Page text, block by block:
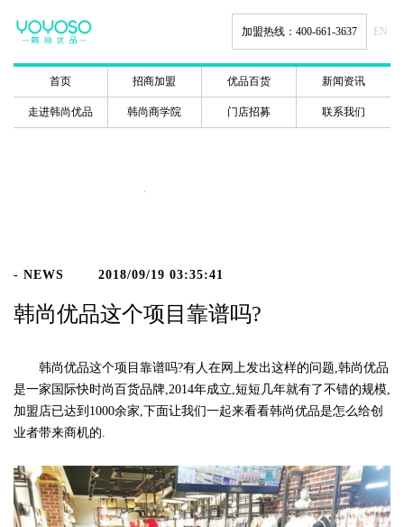
加盟热线：400-661-3637 EN.
首页 招商加盟 优品百货 新闻资讯
走进韩尚优品 韩尚商学院 门店招募 联系我们
- NEWS 2018/09/19 03:35:41
韩尚优品这个项目靠谱吗?
韩尚优品这个项目靠谱吗?有人在网上发出这样的问题,韩尚优品
是一家国际快时尚百货品牌,2014年成立,短短几年就有了不错的规模,
加盟店已达到1000余家,下面让我们一起来看看韩尚优品是怎么给创
业者带来商机的.